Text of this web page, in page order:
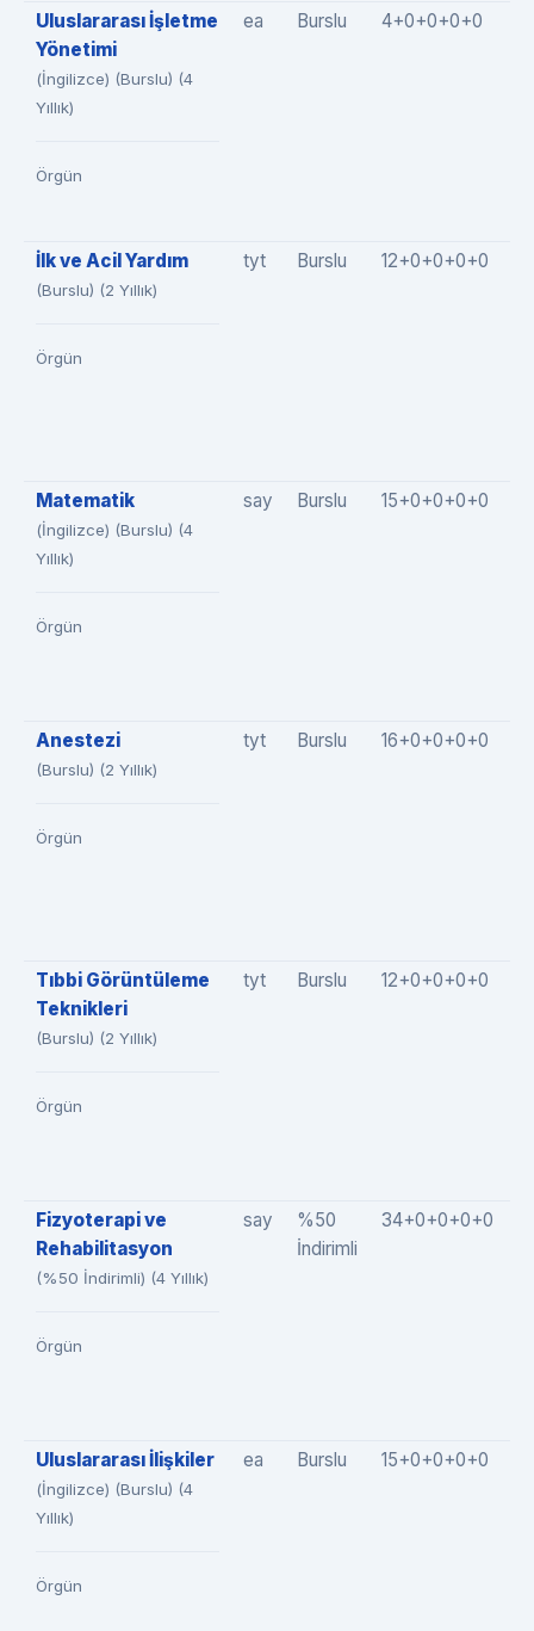
Uluslararası İşletme
Yönetimi
(İngilizce) (Burslu) (4
Yıllık)
Örgün
ea Burslu 4+0+0+0+0
İlk ve Acil Yardım
(Burslu) (2 Yıllık)
Örgün
tyt Burslu 12+0+0+0+0
Matematik
(İngilizce) (Burslu) (4
Yıllık)
Örgün
say Burslu 15+0+0+0+0
Anestezi
(Burslu) (2 Yıllık)
Örgün
tyt Burslu 16+0+0+0+0
Tıbbi Görüntüleme
Teknikleri
(Burslu) (2 Yıllık)
Örgün
tyt Burslu 12+0+0+0+0
Fizyoterapi ve
Rehabilitasyon
(%50 İndirimli) (4 Yıllık)
Örgün
say
%50
İndirimli
34+0+0+0+0
Uluslararası İlişkiler
(İngilizce) (Burslu) (4
Yıllık)
Örgün
ea Burslu 15+0+0+0+0